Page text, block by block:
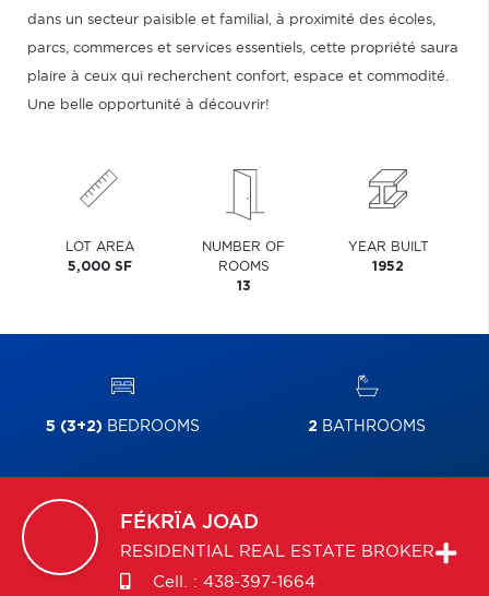
dans un secteur paisible et familial, à proximité des écoles,
parcs, commerces et services essentiels, cette propriété saura
plaire à ceux qui recherchent confort, espace et commodité.
Une belle opportunité à découvrir!
LOT AREA
5,000 SF
NUMBER OF
ROOMS
13
YEAR BUILT
1952
5 (3+2) BEDROOMS 2 BATHROOMS
FÉKRÏA JOAD
RESIDENTIAL REAL ESTATE BROKER
Cell. : 438-397-1664